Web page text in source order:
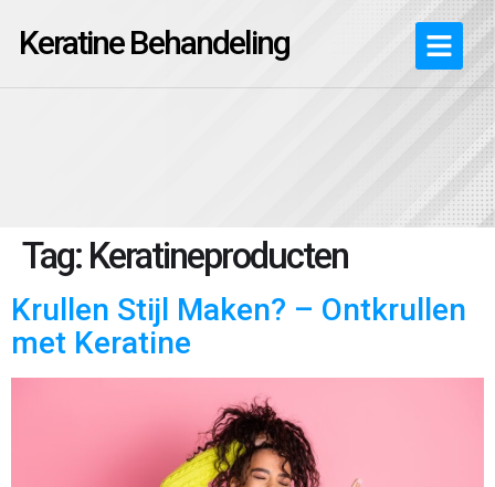
Keratine Behandeling
Tag: Keratineproducten
Krullen Stijl Maken? – Ontkrullen
met Keratine